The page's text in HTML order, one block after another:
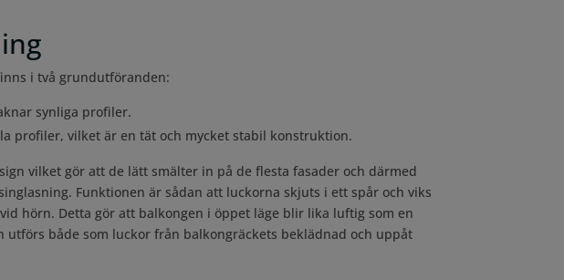
i två grundutföranden:
synliga profiler.
profiler, vilket är en tät och mycket stabil konstruktion.
vilket gör att de lätt smälter in på de flesta fasader och därmed
Funktionen är sådan att luckorna skjuts i ett spår och viks
hörn. Detta gör att balkongen i öppet läge blir lika luftig som en
utförs både som luckor från balkongräckets beklädnad och uppåt